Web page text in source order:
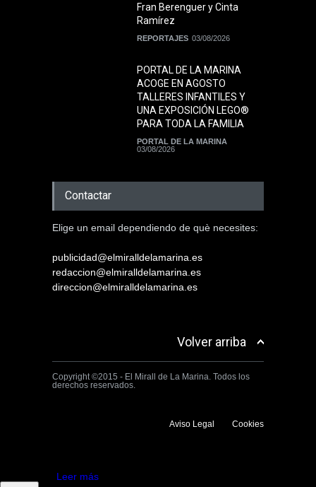
Fran Berenguer y Cinta
Ramírez
REPORTAJES 03/08/2026
PORTAL DE LA MARINA
ACOGE EN AGOSTO
TALLERES INFANTILES Y
UNA EXPOSICIÓN LEGO®
PARA TODA LA FAMILIA
PORTAL DE LA MARINA
03/08/2026
Contactar
Elige un email dependiendo de què necesites:
publicidad@elmiralldelamarina.es
redaccion@elmiralldelamarina.es
direccion@elmiralldelamarina.es
Volver arriba
Copyright ©2015 - El Mirall de La Marina. Todos los
derechos reservados.
Aviso Legal Cookies
Leer más